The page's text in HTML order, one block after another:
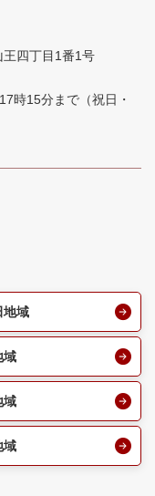
四丁目1番1号
時15分まで （祝日・
地域
域
域
域